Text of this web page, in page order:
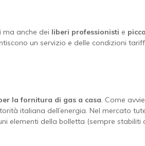
ma anche dei liberi professionisti e
un servizio e delle condizioni
la fornitura di gas a casa. Come
italiana dell’energia. Nel mercato
della bolletta (sempre stabiliti